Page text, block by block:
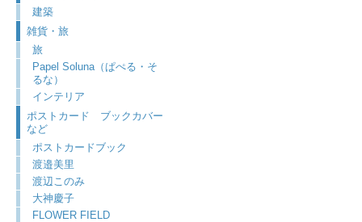
建築
雑貨・旅
旅
Papel Soluna（ぱぺる・そ
るな）
インテリア
ポストカード ブックカバー
など
ポストカードブック
渡邉美里
渡辺このみ
大神慶子
FLOWER FIELD